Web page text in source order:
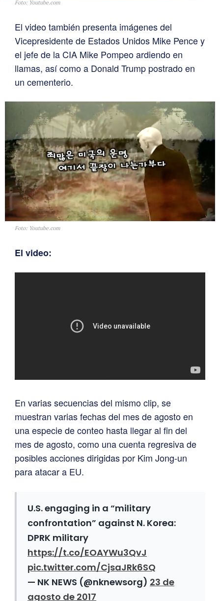
Foto: Youtube.com
El video también presenta imágenes del
Vicepresidente de Estados Unidos Mike Pence y
el jefe de la CIA Mike Pompeo ardiendo en
llamas, así como a Donald Trump postrado en
un cementerio.
Foto: Youtube.com
El video:
En varias secuencias del mismo clip, se
muestran varias fechas del mes de agosto en
una especie de conteo hasta llegar al fin del
mes de agosto, como una cuenta regresiva de
posibles acciones dirigidas por Kim Jong-un
para atacar a EU.
U.S. engaging in a “military
confrontation” against N. Korea:
DPRK military
https://t.co/EOAYWu3QvJ
pic.twitter.com/CjsaJRk6SQ
— NK NEWS (@nknewsorg) 23 de
agosto de 2017